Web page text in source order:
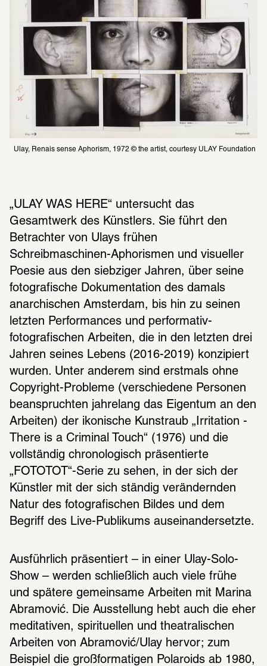
Ulay, Renais sense Aphorism, 1972 © the artist, courtesy ULAY Foundation
„ULAY WAS HERE“ untersucht das
Gesamtwerk des Künstlers. Sie führt den
Betrachter von Ulays frühen
Schreibmaschinen-Aphorismen und visueller
Poesie aus den siebziger Jahren, über seine
fotografische Dokumentation des damals
anarchischen Amsterdam, bis hin zu seinen
letzten Performances und performativ-
fotografischen Arbeiten, die in den letzten drei
Jahren seines Lebens (2016-2019) konzipiert
wurden. Unter anderem sind erstmals ohne
Copyright-Probleme (verschiedene Personen
beanspruchten jahrelang das Eigentum an den
Arbeiten) der ikonische Kunstraub „Irritation -
There is a Criminal Touch“ (1976) und die
vollständig chronologisch präsentierte
„FOTOTOT“-Serie zu sehen, in der sich der
Künstler mit der sich ständig verändernden
Natur des fotografischen Bildes und dem
Begriff des Live-Publikums auseinandersetzte.
Ausführlich präsentiert – in einer Ulay-Solo-
Show – werden schließlich auch viele frühe
und spätere gemeinsame Arbeiten mit Marina
Abramović. Die Ausstellung hebt auch die eher
meditativen, spirituellen und theatralischen
Arbeiten von Abramović/Ulay hervor; zum
Beispiel die großformatigen Polaroids ab 1980,